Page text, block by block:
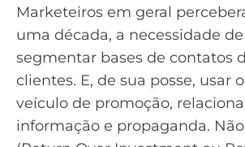
Marketeiros em geral
uma década, a necessidade
segmentar bases de contatos
clientes. E, de sua posse, usar
veículo de promoção,
informação e propaganda.